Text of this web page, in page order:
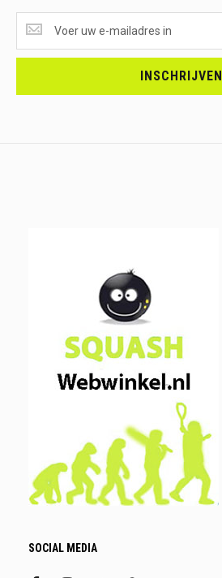
ONTVANGEN?
<br>SCHRIJF
INSCHRIJVEN
SOCIAL MEDIA